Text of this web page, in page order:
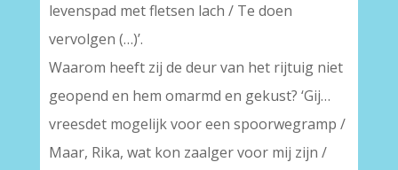
levenspad met fletsen lach / Te doen
vervolgen (…)’.
Waarom heeft zij de deur van het rijtuig niet
geopend en hem omarmd en gekust? ‘Gij…
vreesdet mogelijk voor een spoorwegramp /
Maar, Rika, wat kon zaalger voor mij zijn /